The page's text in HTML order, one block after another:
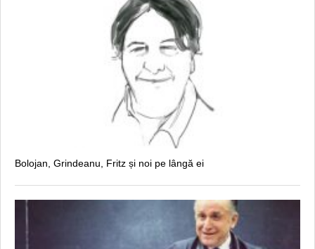
Bolojan, Grindeanu, Fritz și noi pe lângă ei